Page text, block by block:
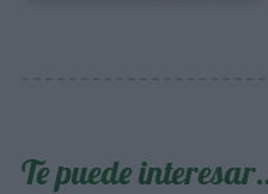
Te puede